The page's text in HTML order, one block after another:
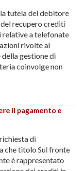
tutela del debitore
recupero crediti
relative a telefonate
rivolte ai
gestione di
coinvolge non
il pagamento e
di
che titolo Sul fronte
è rappresentato